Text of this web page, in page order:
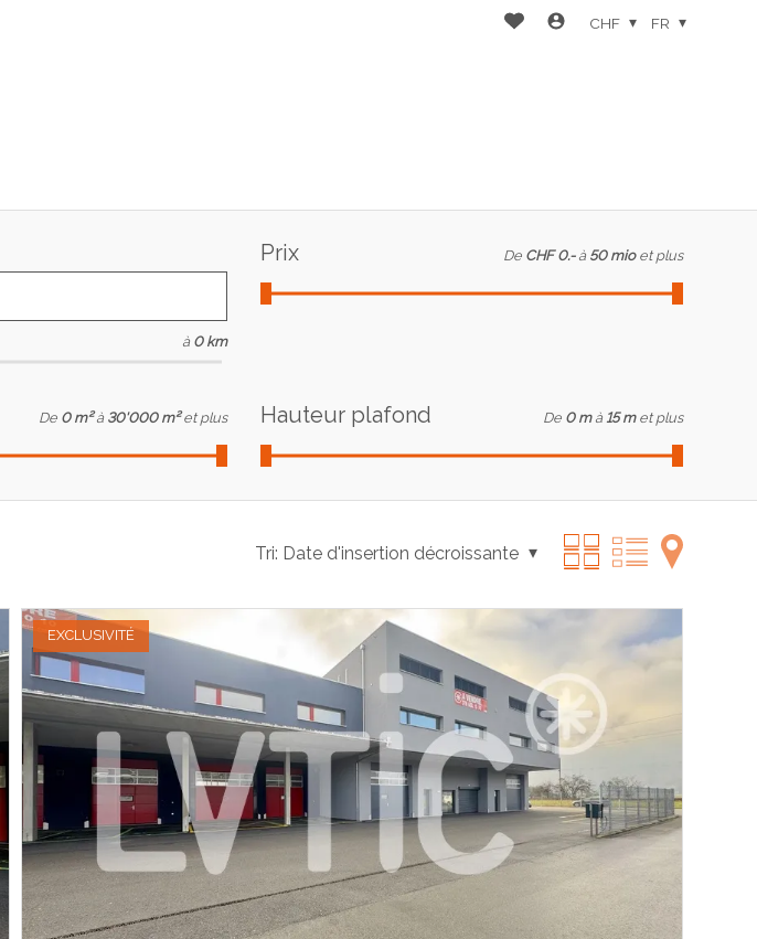
CHF FR
à 0 km
Prix De CHF 0.- à 50 mio et plus
De 0 m² à 30'000 m² et plus Hauteur plafond De 0 m à 15 m et plus
Tri: Date d'insertion décroissante
EXCLUSIVITÉ